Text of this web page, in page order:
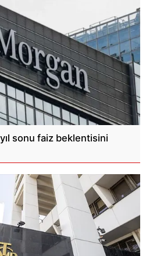
sonu faiz beklentisini